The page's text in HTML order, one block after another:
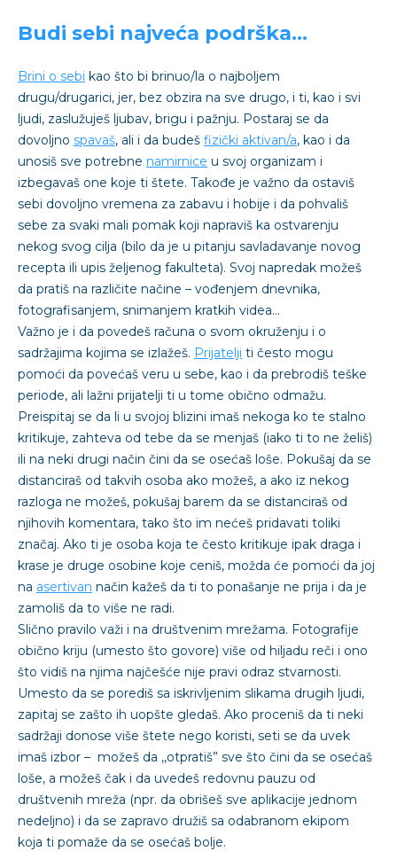
Budi sebi najveća podrška…
Brini o sebi kao što bi brinuo/la o najboljem
drugu/drugarici, jer, bez obzira na sve drugo, i ti, kao i svi
ljudi, zaslužuješ ljubav, brigu i pažnju. Postaraj se da
dovoljno spavaš, ali i da budeš fizički aktivan/a, kao i da
unosiš sve potrebne namirnice u svoj organizam i
izbegavaš one koje ti štete. Takođe je važno da ostaviš
sebi dovoljno vremena za zabavu i hobije i da pohvališ
sebe za svaki mali pomak koji napraviš ka ostvarenju
nekog svog cilja (bilo da je u pitanju savladavanje novog
recepta ili upis željenog fakulteta). Svoj napredak možeš
da pratiš na različite načine – vođenjem dnevnika,
fotografisanjem, snimanjem kratkih videa…
Važno je i da povedeš računa o svom okruženju i o
sadržajima kojima se izlažeš. Prijatelji ti često mogu
pomoći da povećaš veru u sebe, kao i da prebrodiš teške
periode, ali lažni prijatelji ti u tome obično odmažu.
Preispitaj se da li u svojoj blizini imaš nekoga ko te stalno
kritikuje, zahteva od tebe da se menjaš (iako ti to ne želiš)
ili na neki drugi način čini da se osećaš loše. Pokušaj da se
distanciraš od takvih osoba ako možeš, a ako iz nekog
razloga ne možeš, pokušaj barem da se distanciraš od
njihovih komentara, tako što im nećeš pridavati toliki
značaj. Ako ti je osoba koja te često kritikuje ipak draga i
krase je druge osobine koje ceniš, možda će pomoći da joj
na asertivan način kažeš da ti to ponašanje ne prija i da je
zamoliš da to više ne radi.
Slično pravilo važi i na društvenim mrežama. Fotografije
obično kriju (umesto što govore) više od hiljadu reči i ono
što vidiš na njima najčešće nije pravi odraz stvarnosti.
Umesto da se porediš sa iskrivljenim slikama drugih ljudi,
zapitaj se zašto ih uopšte gledaš. Ako proceniš da ti neki
sadržaji donose više štete nego koristi, seti se da uvek
imaš izbor – možeš da ,,otpratiš” sve što čini da se osećaš
loše, a možeš čak i da uvedeš redovnu pauzu od
društvenih mreža (npr. da obrišeš sve aplikacije jednom
nedeljno) i da se zapravo družiš sa odabranom ekipom
koja ti pomaže da se osećaš bolje.